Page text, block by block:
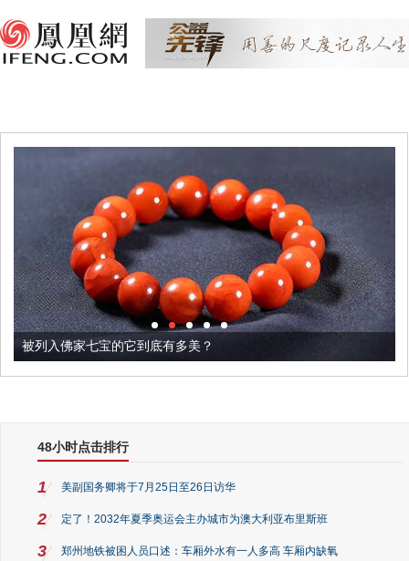
被列入佛家七宝的它到底有多美？
48小时点击排行
1 美副国务卿将于7月25日至26日访华
2 定了！2032年夏季奥运会主办城市为澳大利亚布里斯班
3 郑州地铁被困人员口述：车厢外水有一人多高 车厢内缺氧